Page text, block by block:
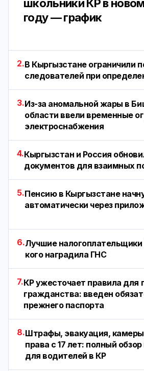
школьники КР в
году — график
2.В Кыргызстане ограничили
следователей при
3.Из-за аномальной жары в
области ввели временные
электроснабжения
4.Кыргызстан и Россия
документов для взаимных
5.Пенсию в Кыргызстане
автоматически через
6.Лучшие
кого наградила ГНС
7.КР ужесточает правила для
гражданства: введен
прежнего паспорта
8.Штрафы, эвакуация,
права с 17 лет: полный
для водителей в КР